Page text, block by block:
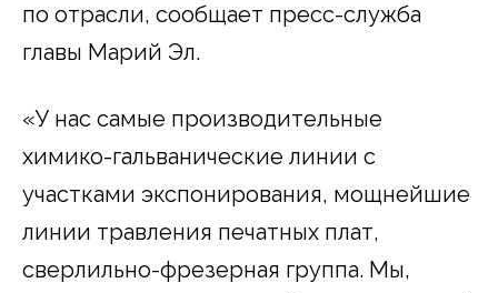
по отрасли, сообщает пресс-служба
главы Марий Эл.
«У нас самые производительные
химико-гальванические линии с
участками экспонирования, мощнейшие
линии травления печатных плат,
сверлильно-фрезерная группа. Мы,